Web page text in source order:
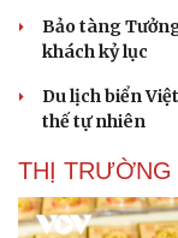
Văn hóa
Sân khấu - Điện
Văn học
Bảo tàng
khách kỷ lục
Du lịch biển
thế tự nhiên
THỊ TRƯỜNG